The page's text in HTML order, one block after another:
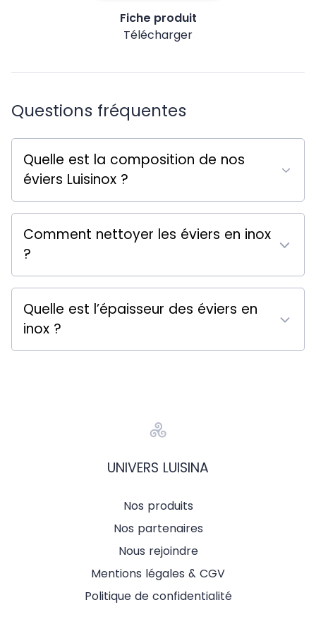
Fiche produit
Télécharger
Questions fréquentes
Quelle est la composition de nos
éviers Luisinox ?
Comment nettoyer les éviers en inox
?
Quelle est l’épaisseur des éviers en
inox ?
UNIVERS LUISINA
Nos produits
Nos partenaires
Nous rejoindre
Mentions légales & CGV
Politique de confidentialité